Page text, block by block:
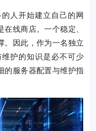
人开始建立自己的网
线商店。一个稳定、
。因此，作为一名独立
护的知识是必不可少
的服务器配置与维护指